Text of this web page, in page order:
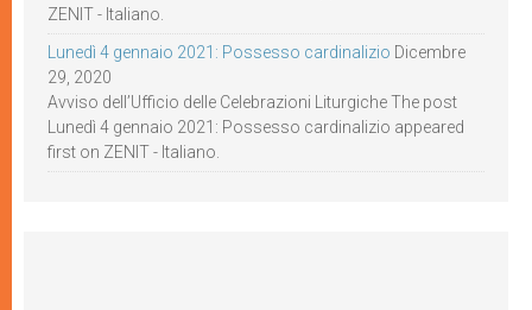
ZENIT - Italiano.
Lunedì 4 gennaio 2021: Possesso cardinalizio Dicembre
29, 2020
Avviso dell’Ufficio delle Celebrazioni Liturgiche The post
Lunedì 4 gennaio 2021: Possesso cardinalizio appeared
first on ZENIT - Italiano.